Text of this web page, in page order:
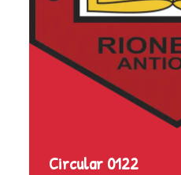
Circular 0122